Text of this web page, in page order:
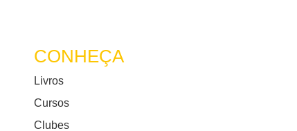
CONHEÇA
Livros
Cursos
Clubes